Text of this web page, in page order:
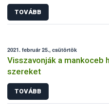
TOVÁBB
2021. február 25., csütörtök
Visszavonják a mankoceb
szereket
TOVÁBB